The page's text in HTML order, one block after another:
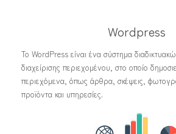
Wordpress
Το WordPress είναι ένα σύστημα
διαχείρισης περιεχομένου, στο οποίο
περιεχόμενα, όπως άρθρα, σκέψεις,
προϊόντα και υπηρεσίες.